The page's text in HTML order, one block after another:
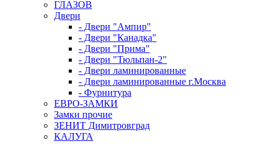
ГЛАЗОВ
Двери
- Двери "Ампир"
- Двери "Канадка"
- Двери "Прима"
- Двери "Тюльпан-2"
- Двери ламинированные
- Двери ламинированные г.Москва
- Фурнитура
ЕВРО-ЗАМКИ
Замки прочие
ЗЕНИТ Димитровград
КАЛУГА